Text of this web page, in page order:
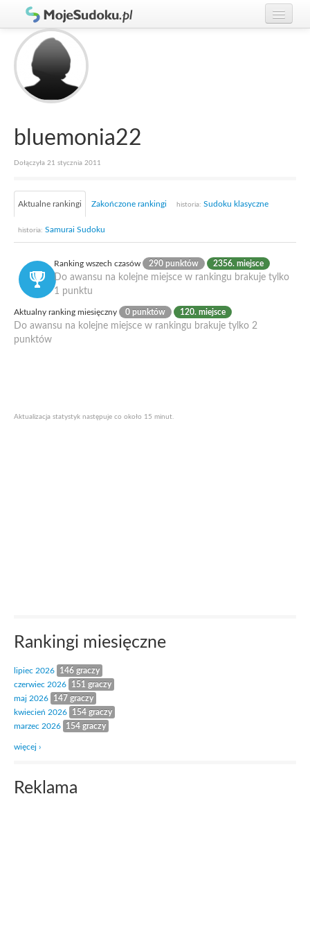
Graj w Sudoku!
Zasady Sudoku
Rankingi
Gracze
bluemonia22
Dołączyła 21 stycznia 2011
Aktualne rankingi Zakończone rankingi historia: Sudoku klasyczne
historia: Samurai Sudoku
Ranking wszech czasów 290 punktów 2356. miejsce
Do awansu na kolejne miejsce w rankingu brakuje tylko
1 punktu
Aktualny ranking miesięczny 0 punktów 120. miejsce
Do awansu na kolejne miejsce w rankingu brakuje tylko 2
punktów
Aktualizacja statystyk następuje co około 15 minut.
Rankingi miesięczne
lipiec 2026
146 graczy
czerwiec 2026
151 graczy
maj 2026
147 graczy
kwiecień 2026
154 graczy
marzec 2026
154 graczy
więcej ›
Reklama